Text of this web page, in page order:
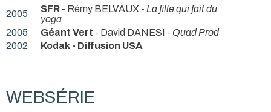
2005
SFR - Rémy BELVAUX - La fille qui fait du
yoga
2005
Géant Vert - David DANESI - Quad Prod
2002
Kodak - Diffusion USA
WEBSÉRIE